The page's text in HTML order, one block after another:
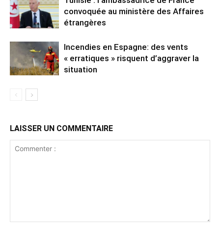
convoquée au ministère des Affaires
étrangères
Incendies en Espagne: des vents
« erratiques » risquent d’aggraver la
situation
LAISSER UN COMMENTAIRE